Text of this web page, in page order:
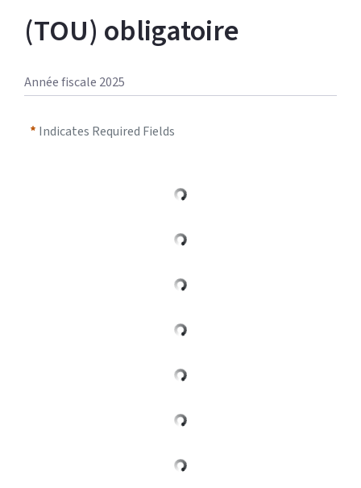
(TOU) obligatoire
Année fiscale 2025
Indicates Required Fields